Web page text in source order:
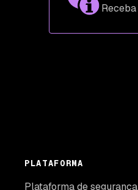
PLATAFORMA
Plataforma de